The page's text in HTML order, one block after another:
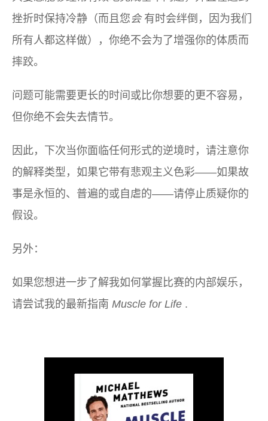
挫折时保持冷静（而且您会有时会绊倒，因为我们
所有人都这样做），你绝不会为了增强你的体质而
摔跤。
问题可能需要更长的时间或比你想要的更不容易，
但你绝不会失去情节。
因此，下次当你面临任何形式的逆境时，请注意你
的解释类型，如果它带有悲观主义色彩——如果故
事是永恒的、普遍的或自虐的——请停止质疑你的
假设。
另外：
如果您想进一步了解我如何掌握比赛的内部娱乐，
请尝试我的最新指南 Muscle for Life .